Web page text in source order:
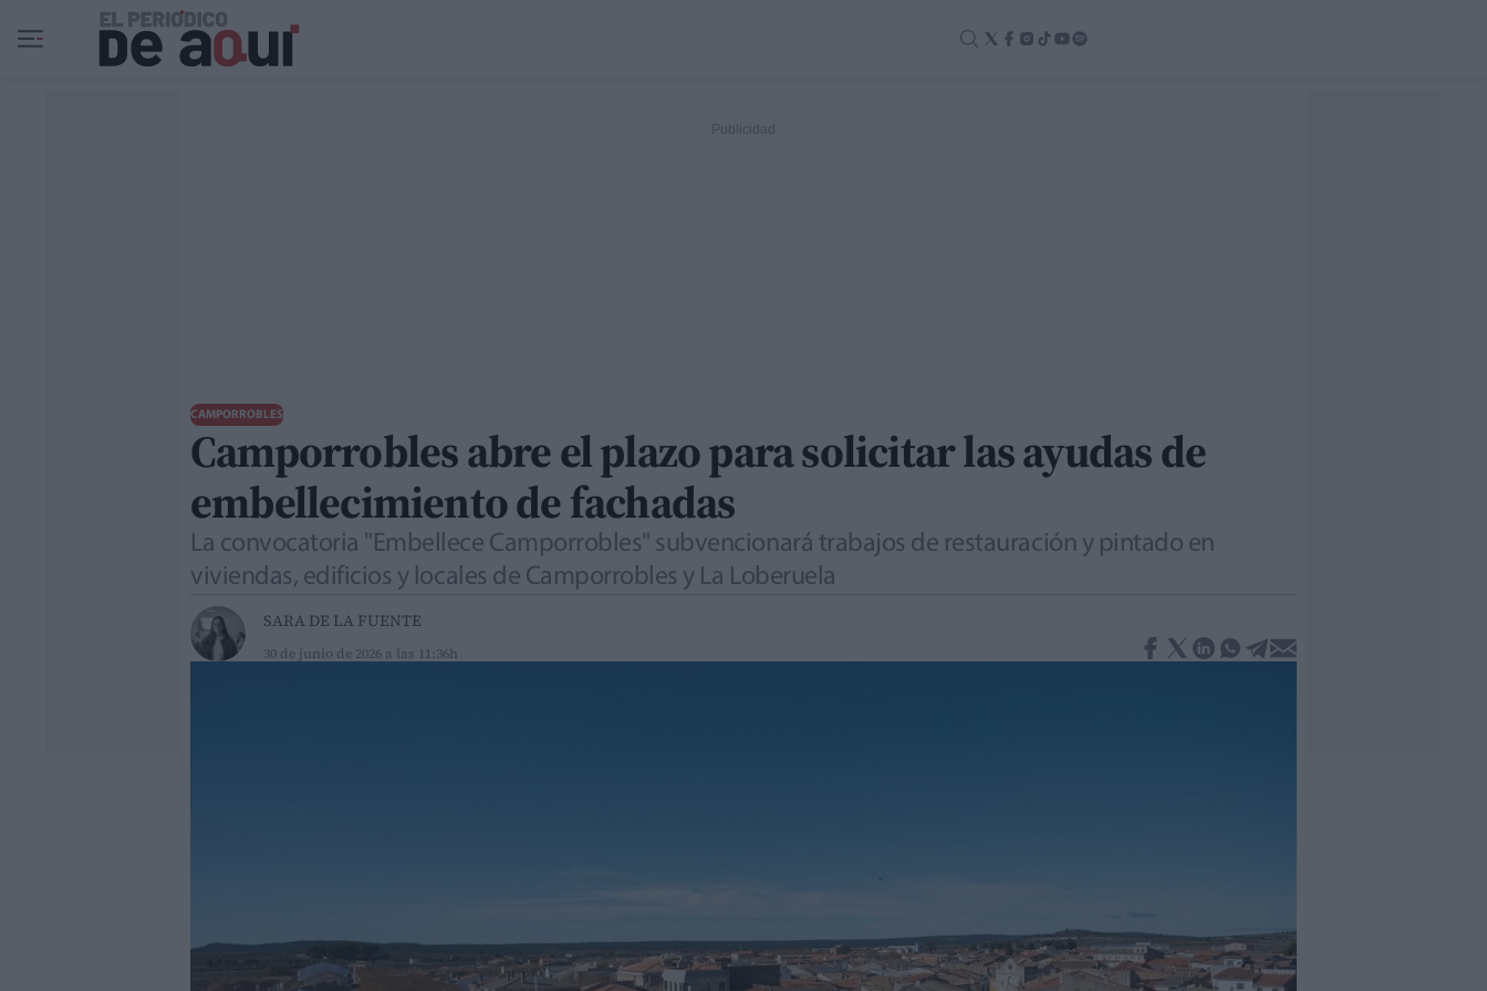
Ir al contenido principal
CAMPORROBLES
Camporrobles abre el plazo para solicitar las ayudas de
embellecimiento de fachadas
La convocatoria "Embellece Camporrobles" subvencionará trabajos de restauración y pintado en
viviendas, edificios y locales de Camporrobles y La Loberuela
SARA DE LA FUENTE
30 de junio de 2026 a las 11:36h